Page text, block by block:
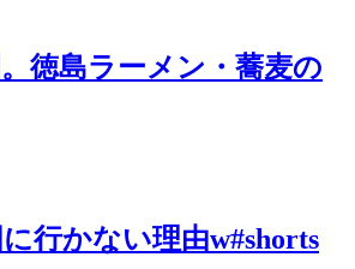
徳島ラーメン・蕎麦の
行かない理由w#shorts